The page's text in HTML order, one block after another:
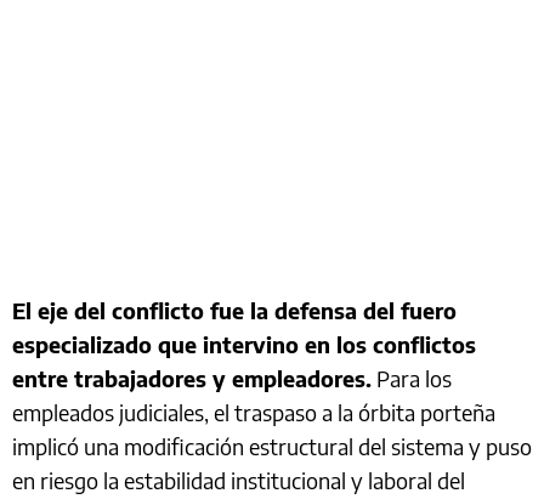
El eje del conflicto fue la defensa del fuero
especializado que intervino en los conflictos
entre trabajadores y empleadores. Para los
empleados judiciales, el traspaso a la órbita porteña
implicó una modificación estructural del sistema y puso
en riesgo la estabilidad institucional y laboral del